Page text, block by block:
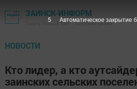
ЗАИНСК-ИНФОРМ
Газета "Новый Зай" - Заинский район
НОВОСТИ
Кто лидер, а кто
заинских сельских
3 Автоматическое закрытие